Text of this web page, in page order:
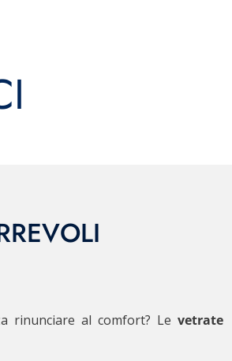
rinunciare al comfort? Le vetrate